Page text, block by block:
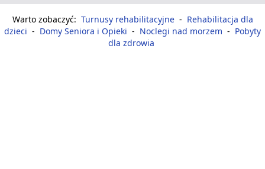
Warto zobaczyć: Turnusy rehabilitacyjne - Rehabilitacja dla
dzieci - Domy Seniora i Opieki - Noclegi nad morzem - Pobyty
dla zdrowia